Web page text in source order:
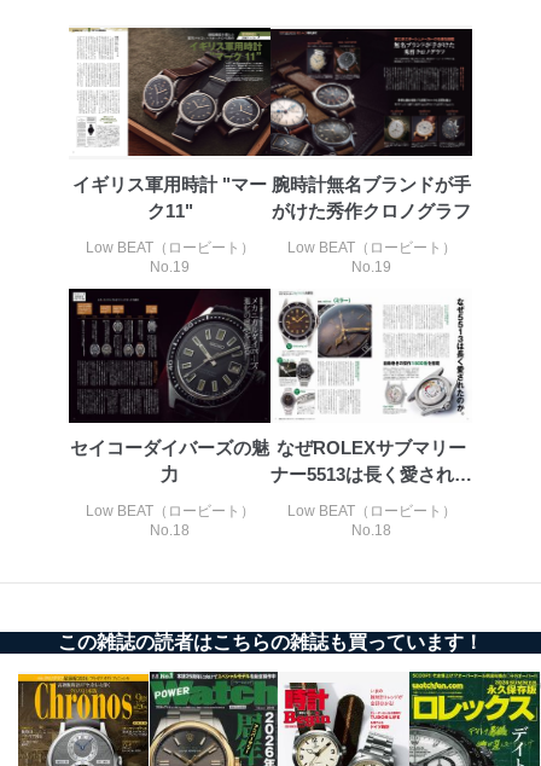
1
当社の定期購読サ
ービス等をご利用
の方の個人情報
商品代金回収のため
ｅメール等による商品、サービ
ス、キャンペーン等の広告の案内
のため
個人が特定できない形で取得した
閲覧履歴や購買履歴等の情報を分
析して、趣味・嗜好に
応じた新商品・サービスに関する
広告のため
当社にお問合わせ
いただいた方の個
人情報
お問い合わせ対応、トラブル対
処、オペレーター教育など応対品
質向上のため
3
当社カスタマーQ＆
Aサービス利用者
カスタマーQ＆Aサイトの投稿内容
の確認のため
ｅメール等によるカスタマーQ＆A
サイトのサービス内容のご案内の
ため
ｅメール等による商品、サービ
ス、キャンペーン等の広告に関す
るご案内のため
個人情報
採用選考、ご連絡のため
6
により当社の
等をご利用の方の
個人情報
た商品の発売元企業からのｅメー
サービス、キャンペーン等の広告
に関するご案内のため
当社のサービス利用状況の把握お
よびその分析のため
イギリス軍用時計 "マー
ク11"
Low BEAT（ロービート）
No.19
腕時計無名ブランドが手
がけた秀作クロノグラフ
Low BEAT（ロービート）
No.19
セイコーダイバーズの魅
力
Low BEAT（ロービート）
No.18
なぜROLEXサブマリー
ナー5513は長く愛された
のか。
Low BEAT（ロービート）
No.18
この雑誌の読者はこちらの雑誌も買っています！